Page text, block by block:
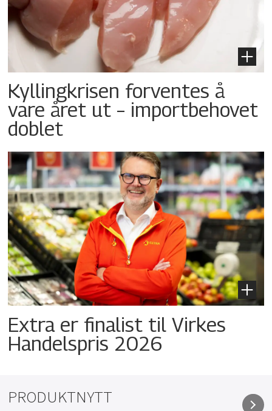
Kyllingkrisen forventes å
vare året ut – importbehovet
doblet
Extra er finalist til Virkes
Handelspris 2026
PRODUKTNYTT